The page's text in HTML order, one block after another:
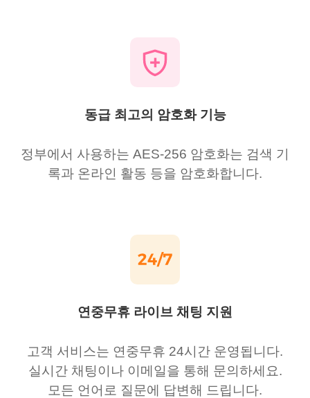
동급 최고의 암호화 기능
정부에서 사용하는 AES-256 암호화는 검색 기
록과 온라인 활동 등을 암호화합니다.
연중무휴 라이브 채팅 지원
고객 서비스는 연중무휴 24시간 운영됩니다.
실시간 채팅이나 이메일을 통해 문의하세요.
모든 언어로 질문에 답변해 드립니다.